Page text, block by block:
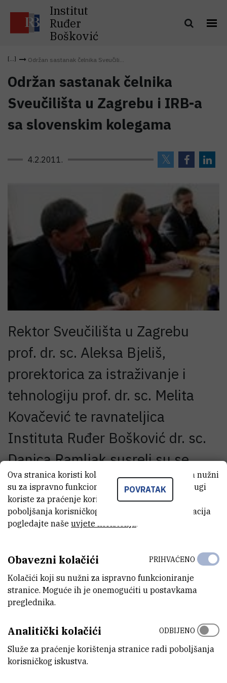
Institut
Ruđer
Bošković
Održan sastanak čelnika Sveučili...
Održan sastanak čelnika
Sveučilišta u Zagrebu i IRB-a
sa slovenskim kolegama
4.2.2011.
Rektor Sveučilišta u Zagrebu
prof. dr. sc. Aleksa Bjeliš,
prorektorica za istraživanje i
tehnologiju prof. dr. sc. Melita
Kovačević te ravnateljica
Instituta Ruđer Bošković dr. sc.
Danica Ramljak susreli su se
danas s rektorom Sveučilišta u
Ljubljani prof. dr. Radovanom
Stanislavom Pejovnikom te
prof. dr. Jadranom Lenarčičem.
Sastanak je održan uInstitutu
Jožef Stefan
visokog obrazovanja i njezinom sustavu financiranja, znanstveno-
istraživačkim i tehnologijskim projektima, studijskim programima te
POVRATAK
Ova stranica koristi kolačiće. Neki od tih kolačića nužni
su za ispravno funkcioniranje stranice, dok se drugi
koriste za praćenje korištenja stranice radi
poboljšanja korisničkog iskustva. Za više informacija
pogledajte naše uvjete korištenja.
Obavezni kolačići
Kolačići koji su nužni za ispravno funkcioniranje
stranice. Moguće ih je onemogućiti u postavkama
preglednika.
PRIHVAĆENO
Analitički kolačići
Služe za praćenje korištenja stranice radi poboljšanja
korisničkog iskustva.
ODBIJENO